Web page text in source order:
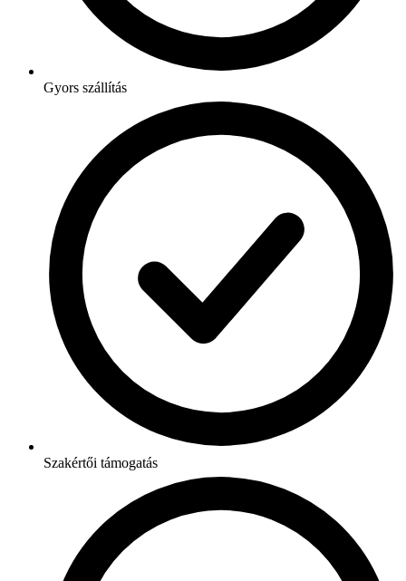
Gyors szállítás
Szakértői támogatás